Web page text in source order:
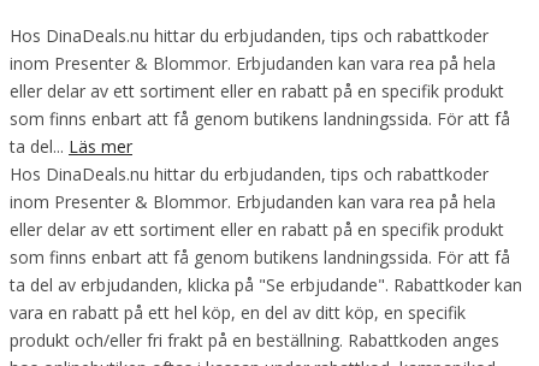
Hos DinaDeals.nu hittar du erbjudanden, tips och rabattkoder
inom Presenter & Blommor. Erbjudanden kan vara rea på hela
eller delar av ett sortiment eller en rabatt på en specifik produkt
som finns enbart att få genom butikens landningssida. För att få
ta del... Läs mer
Hos DinaDeals.nu hittar du erbjudanden, tips och rabattkoder
inom Presenter & Blommor. Erbjudanden kan vara rea på hela
eller delar av ett sortiment eller en rabatt på en specifik produkt
som finns enbart att få genom butikens landningssida. För att få
ta del av erbjudanden, klicka på "Se erbjudande". Rabattkoder kan
vara en rabatt på ett hel köp, en del av ditt köp, en specifik
produkt och/eller fri frakt på en beställning. Rabattkoden anges